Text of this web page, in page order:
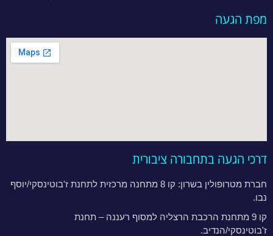
מפת הגעה
דרכי הגעה בתחבורה ציבורית
חברת מטרופולין בשרון: קו 8 מתחנה מרכזית לתחנת ז'בוטינסקי/יוסף
נבו.
קו 9 מתחנת הרכבת הרצליה למסוף רעננה – תחנת
ז'בוטינסקי/הנדיב.